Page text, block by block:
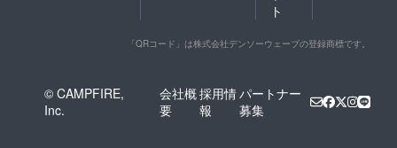
ト
「QRコード」は株式会社デンソーウェーブの登録商標です。
© CAMPFIRE,
Inc.
会社概
要
採用情
報
パートナー
募集